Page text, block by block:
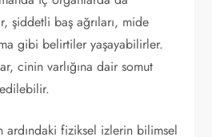
şiddetli baş ağrıları, mide
gibi belirtiler yaşayabilirler.
cinin varlığına dair somut
ardındaki fiziksel izlerin bilimsel